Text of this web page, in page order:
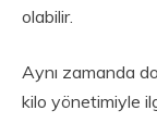
olabilir.
Aynı zamanda
kilo yönetimiyle